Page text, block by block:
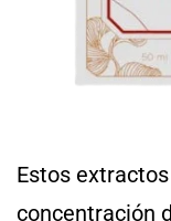
Estos
concentración